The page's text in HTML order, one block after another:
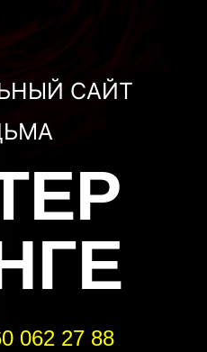
САЙТ
062 27 88